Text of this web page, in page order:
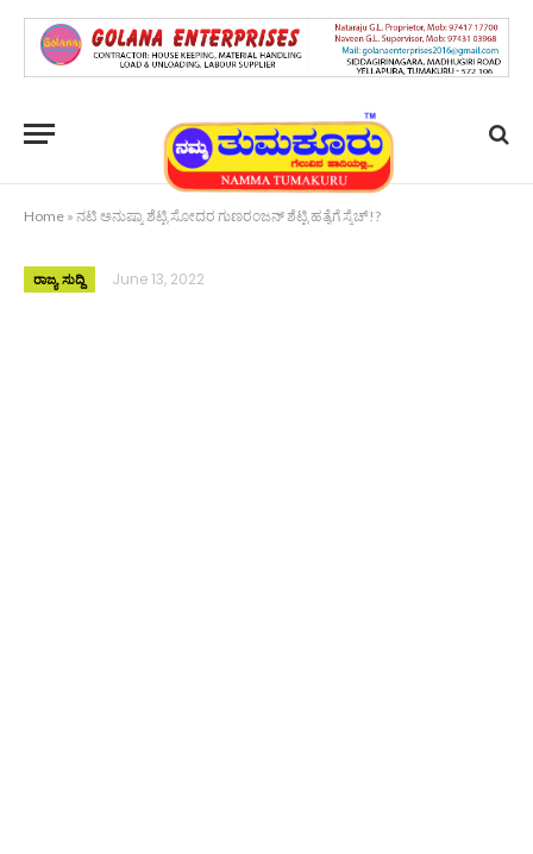
Home » ನಟಿ ಅನುಷ್ಕಾ ಶೆಟ್ಟಿ ಸೋದರ ಗುಣರಂಜನ್ ಶೆಟ್ಟಿ ಹತ್ಯೆಗೆ ಸ್ಕೆಚ್!?
ರಾಜ್ಯ ಸುದ್ದಿ June 13, 2022